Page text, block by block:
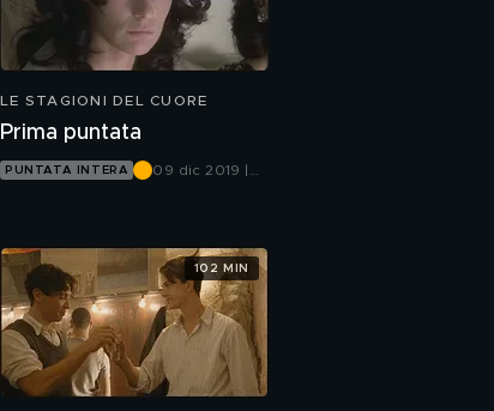
LE STAGIONI DEL CUORE
Prima puntata
PUNTATA INTERA
09 dic 2019 |
102 MIN